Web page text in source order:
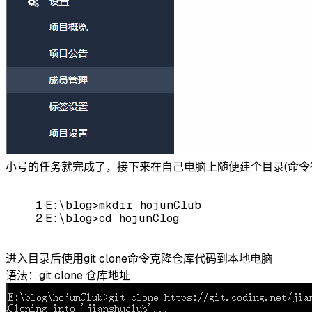
小号的任务就完成了，接下来在自己电脑上随便建个目录(命令
1
2
E:\ blog>mkdir
hojunClub
E :\ blog>cd hojunClog
进入目录后使用git clone命令克隆仓库代码到本地电脑
语法：git clone 仓库地址